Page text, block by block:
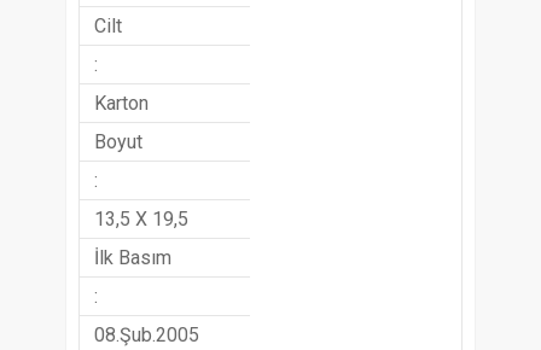
Cilt
:
Karton
Boyut
:
13,5 X 19,5
İlk Basım
:
08.Şub.2005